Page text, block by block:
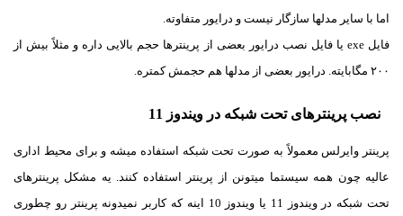
اما با سایر مدلها سازگار نیست و درایور متفاوته.
فایل exe یا فایل نصب درایور بعضی از پرینترها حجم بالایی داره و مثلاً بیش از
۲۰۰ مگابایته. درایور بعضی از مدلها هم حجمش کمتره.
نصب پرینترهای تحت شبکه در ویندوز 11
پرینتر وایرلس معمولاً به صورت تحت شبکه استفاده میشه و برای محیط اداری
عالیه چون همه سیستما میتونن از پرینتر استفاده کنند. یه مشکل پرینترهای
تحت شبکه در ویندوز 11 یا ویندوز 10 اینه که کاربر نمیدونه پرینتر رو چطوری